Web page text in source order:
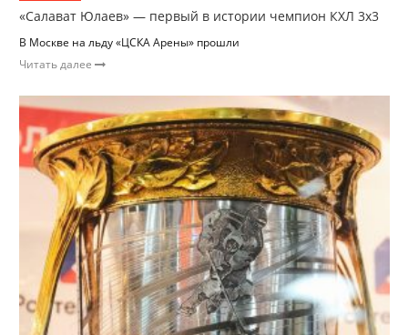
«Салават Юлаев» — первый в истории чемпион КХЛ 3х3
В Москве на льду «ЦСКА Арены» прошли
Читать далее